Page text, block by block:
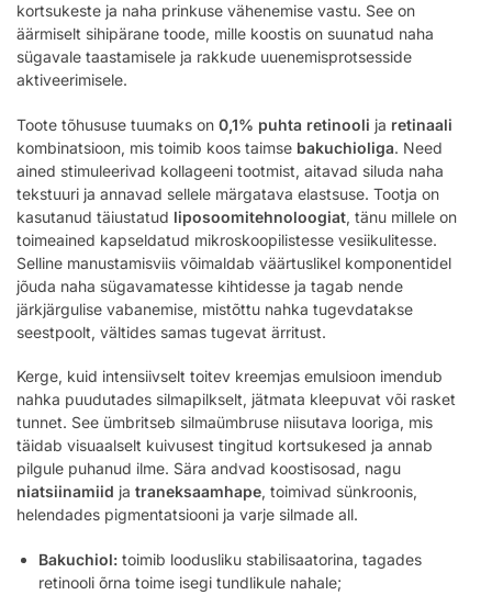
kortsukeste ja naha prinkuse vähenemise vastu. See on
äärmiselt sihipärane toode, mille koostis on suunatud naha
sügavale taastamisele ja rakkude uuenemisprotsesside
aktiveerimisele.
Toote tõhususe tuumaks on 0,1% puhta retinooli ja retinaali
kombinatsioon, mis toimib koos taimse bakuchioliga. Need
ained stimuleerivad kollageeni tootmist, aitavad siluda naha
tekstuuri ja annavad sellele märgatava elastsuse. Tootja on
kasutanud täiustatud liposoomitehnoloogiat, tänu millele on
toimeained kapseldatud mikroskoopilistesse vesiikulitesse.
Selline manustamisviis võimaldab väärtuslikel komponentidel
jõuda naha sügavamatesse kihtidesse ja tagab nende
järkjärgulise vabanemise, mistõttu nahka tugevdatakse
seestpoolt, vältides samas tugevat ärritust.
Kerge, kuid intensiivselt toitev kreemjas emulsioon imendub
nahka puudutades silmapilkselt, jätmata kleepuvat või rasket
tunnet. See ümbritseb silmaümbruse niisutava looriga, mis
täidab visuaalselt kuivusest tingitud kortsukesed ja annab
pilgule puhanud ilme. Sära andvad koostisosad, nagu
niatsiinamiid ja traneksaamhape, toimivad sünkroonis,
helendades pigmentatsiooni ja varje silmade all.
Bakuchiol: toimib loodusliku stabilisaatorina, tagades
retinooli õrna toime isegi tundlikule nahale;